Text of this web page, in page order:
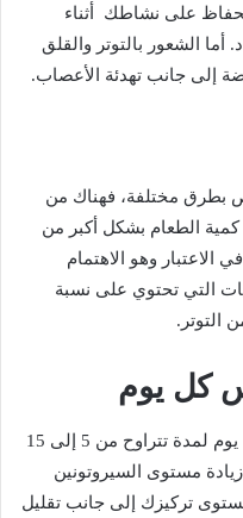
على نشاطك أثناء
أما الشعور بالتوتر والقلق
إلى جانب تهدئة الأعصاب.
بطرق مختلفة، فهناك من
كمية الطعام بشكل أكبر من
الاعتبار وهو الاهتمام
التي تحتوي على نسبة
التوتر.
كل يوم
اعتني بالتعرض للشمس باستمرار كل يوم لمدة تتراوح من 5 إلى 15
مستوى السيروتونين
تركيزك إلى جانب تقليل